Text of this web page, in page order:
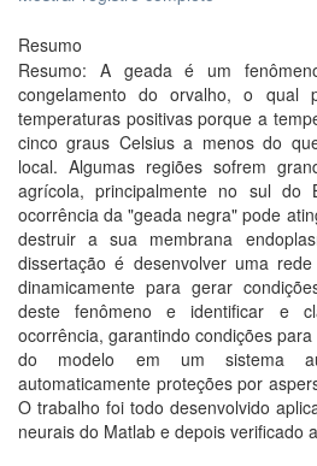
Resumo
Resumo: A geada é um
congelamento do orvalho, o qual
temperaturas positivas porque a
cinco graus Celsius a menos do
local. Algumas regiões sofrem
agrícola, principalmente no sul do
ocorrência da "geada negra" pode
destruir a sua membrana
dissertação é desenvolver uma
dinamicamente para gerar
deste fenômeno e identificar e
ocorrência, garantindo condições
do modelo em um sistema
automaticamente proteções por
O trabalho foi todo desenvolvido
neurais do Matlab e depois verificado